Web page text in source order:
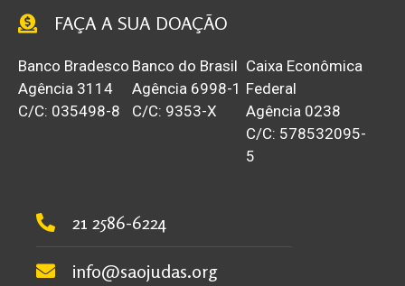
FAÇA A SUA DOAÇÃO
Banco Bradesco
Agência 3114
C/C: 035498-8
Banco do Brasil
Agência 6998-1
C/C: 9353-X
Caixa Econômica
Federal
Agência 0238
C/C: 578532095-
5
21 2586-6224
info@saojudas.org